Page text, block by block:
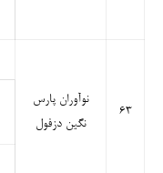
۶۳
نوآوران پارس
نگین دزفول